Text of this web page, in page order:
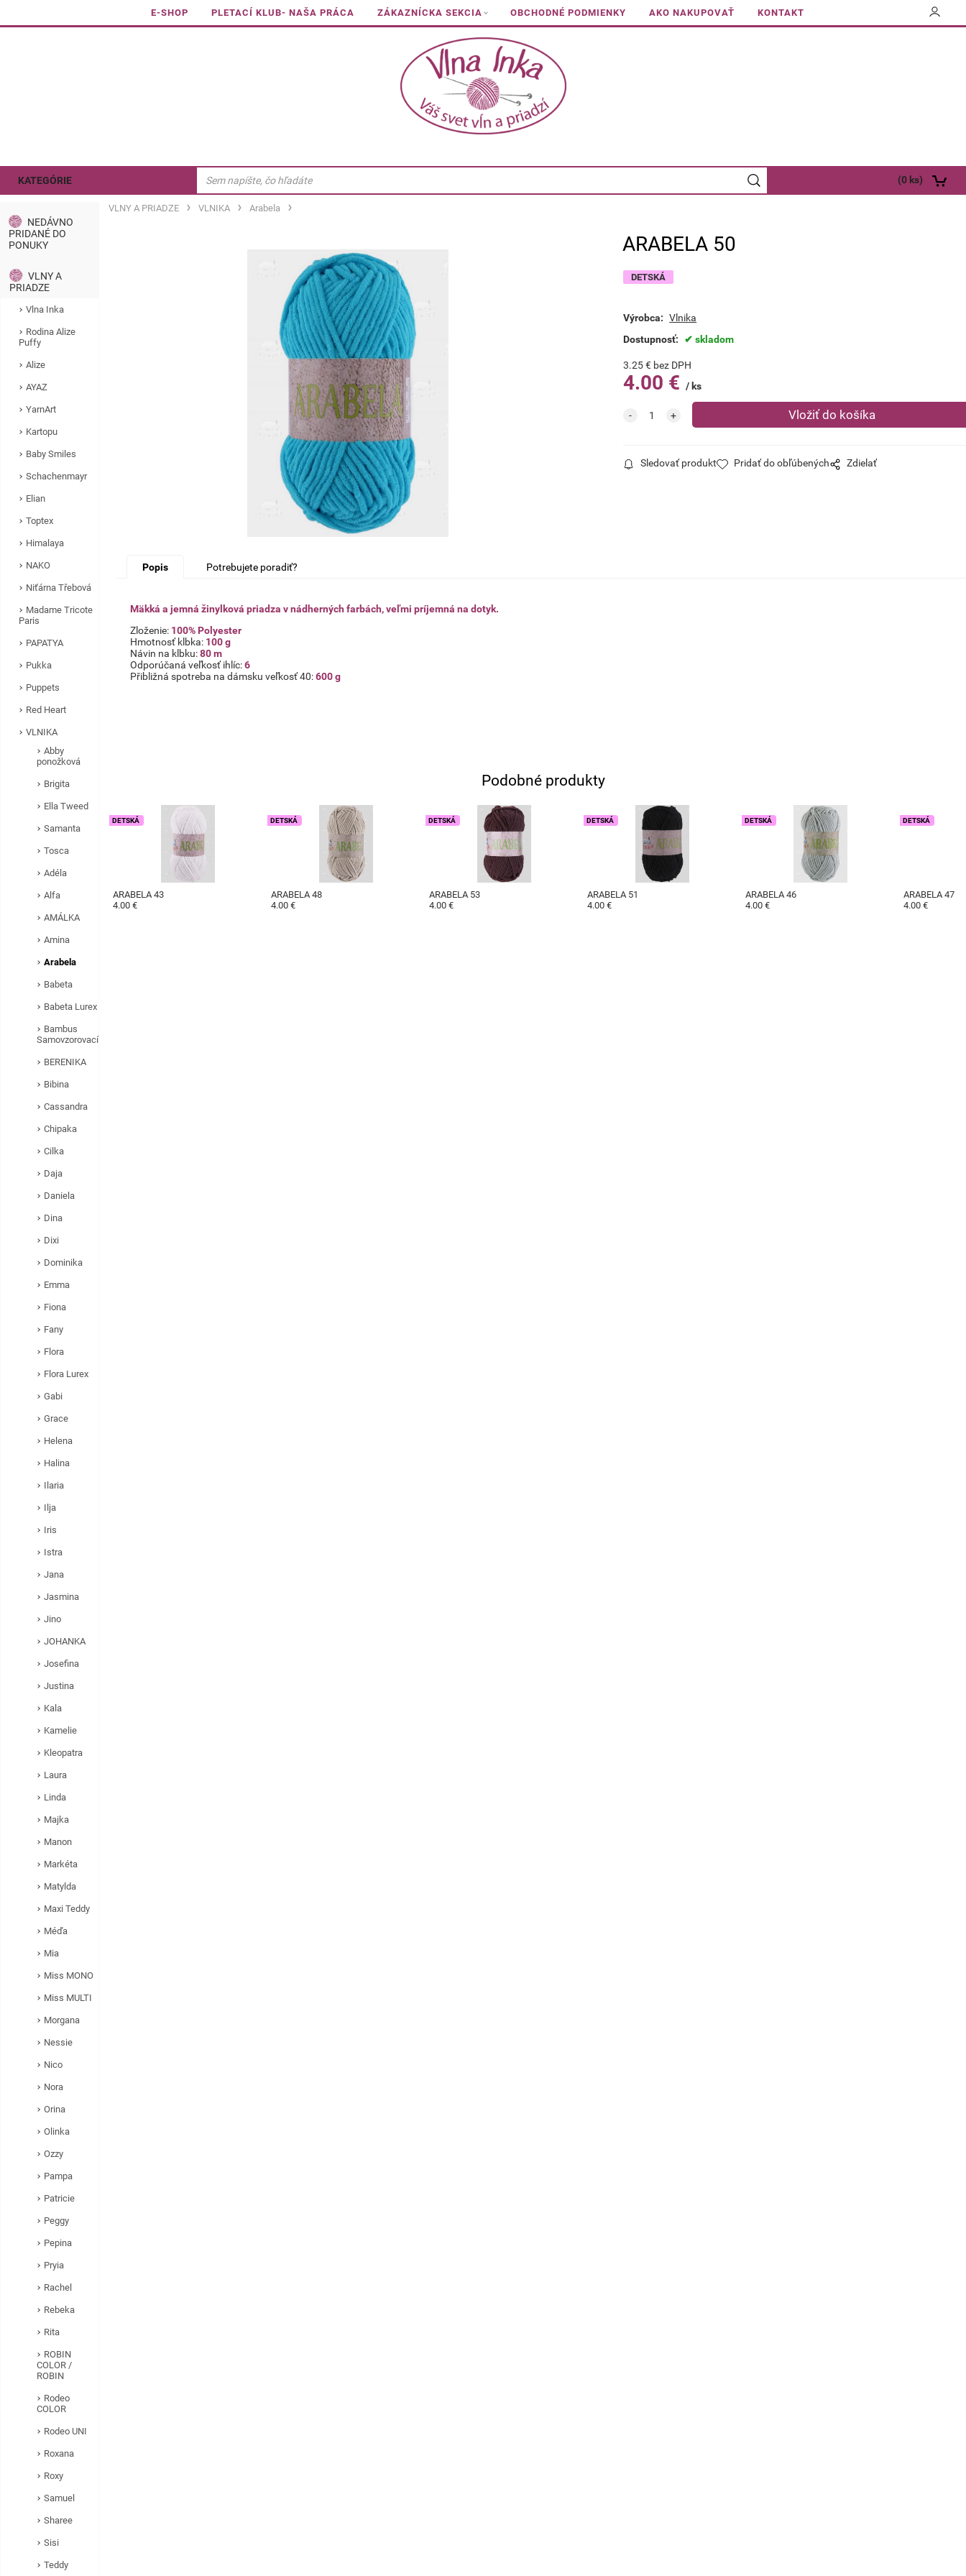
E-SHOP PLETACÍ KLUB- NAŠA PRÁCA ZÁKAZNÍCKA SEKCIA OBCHODNÉ PODMIENKY AKO NAKUPOVAŤ KONTAKT
KATEGÓRIE (0 ks)
NEDÁVNO
PRIDANÉ DO
PONUKY
VLNY A
PRIADZE
Vlna Inka
Rodina Alize
Puffy
Alize
AYAZ
YarnArt
Kartopu
Baby Smiles
Schachenmayr
Elian
Toptex
Himalaya
NAKO
Niťárna Třebová
Madame Tricote
Paris
PAPATYA
Pukka
Puppets
Red Heart
VLNIKA
Abby
ponožková
Brigita
Ella Tweed
Samanta
Tosca
Adéla
Alfa
AMÁLKA
Amina
Arabela
Babeta
Babeta Lurex
Bambus
Samovzorovací
BERENIKA
Bibina
Cassandra
Chipaka
Cilka
Daja
Daniela
Dina
Dixi
Dominika
Emma
Fiona
Fany
Flora
Flora Lurex
Gabi
Grace
Helena
Halina
Ilaria
Ilja
Iris
Istra
Jana
Jasmina
Jino
JOHANKA
Josefina
Justina
Kala
Kamelie
Kleopatra
Laura
Linda
Majka
Manon
Markéta
Matylda
Maxi Teddy
Méďa
Mia
Miss MONO
Miss MULTI
Morgana
Nessie
Nico
Nora
Orina
Olinka
Ozzy
Pampa
Patricie
Peggy
Pepina
Pryia
Rachel
Rebeka
Rita
ROBIN
COLOR /
ROBIN
Rodeo
COLOR
Rodeo UNI
Roxana
Roxy
Samuel
Sharee
Sisi
Teddy
VLNY A PRIADZE VLNIKA Arabela
ARABELA 50
DETSKÁ
Výrobca: Vlnika
Dostupnosť:
skladom
3.25€ bez DPH
4.00 € ks
Sledovať produkt Pridať do obľúbených Zdielať
Popis Potrebujete poradiť?
Mäkká a jemná žinylková priadza v nádherných farbách, veľmi príjemná na dotyk.
Zloženie: 100% Polyester
Hmotnosť klbka: 100 g
Návin na klbku:80 m
Odporúčaná veľkosť ihlíc:6
Přibližná spotreba na dámsku veľkosť 40:600 g
Podobné produkty
ARABELA 43
DETSKÁ
4.00 €
ARABELA 48
DETSKÁ
4.00 €
ARABELA 53
DETSKÁ
4.00 €
ARABELA 51
DETSKÁ
4.00 €
ARABELA 46
DETSKÁ
4.00 €
ARABELA 47
DETSKÁ
4.00 €